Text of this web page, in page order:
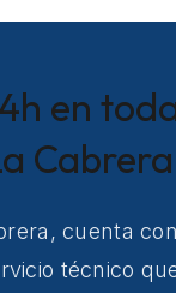
en
Cabrera
cuenta
técnico